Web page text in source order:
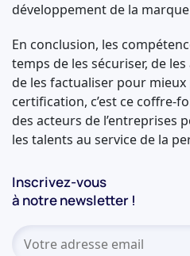
développement de la
En conclusion, les
temps de les sécuriser, de
de les factualiser pour mieux
certification, c’est ce coffre-
des acteurs de l’entreprises
les talents au service de la
Inscrivez-vous
à notre newsletter !